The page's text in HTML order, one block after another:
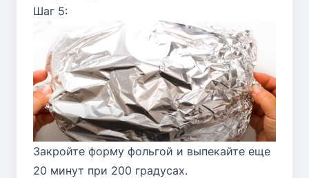
Шаг 5:
Закройте форму фольгой и выпекайте еще
20 минут при 200 градусах.